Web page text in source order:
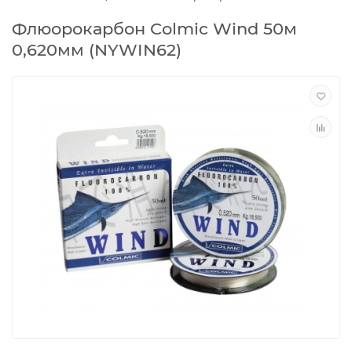
Флюорокарбон Colmic Wind 50м
0,620мм (NYWIN62)